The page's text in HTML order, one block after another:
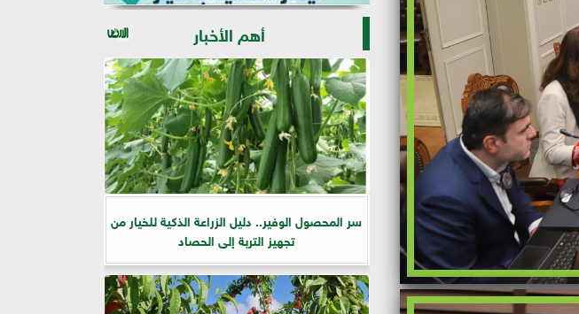
أهم الأخبار
سر المحصول الوفير.. دليل الزراعة الذكية للخيار من
تجهيز التربة إلى الحصاد